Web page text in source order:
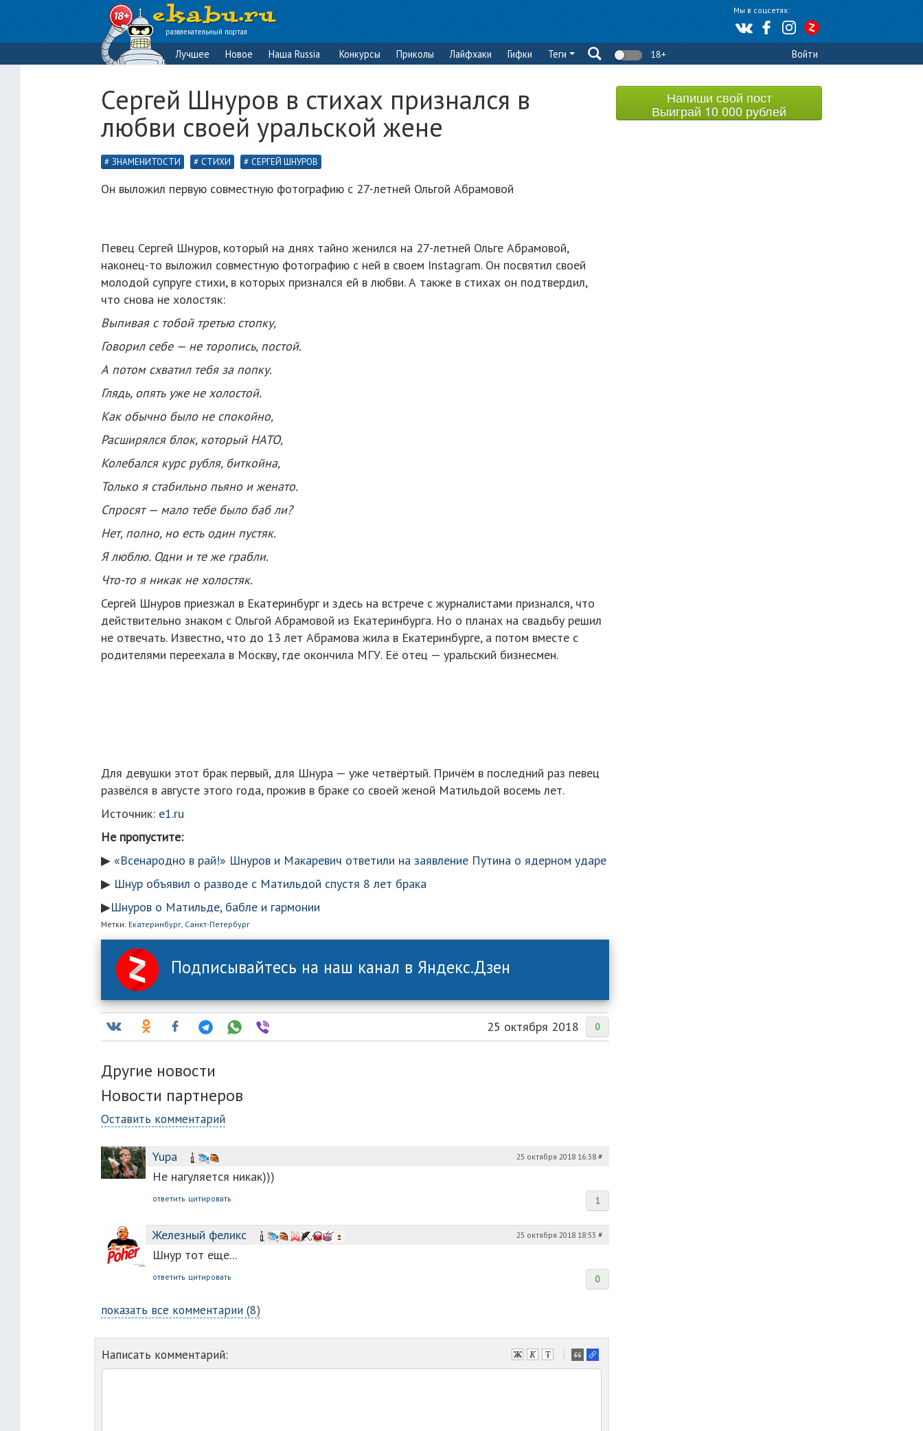
Мы в соцсетях:
развлекательный портал
Лучшее Новое Наша Russia Конкурсы Приколы Лайфхаки Гифки Теги 18+ Войти
Сергей Шнуров в стихах признался в
любви своей уральской жене
ЗНАМЕНИТОСТИ СТИХИ СЕРГЕЙ ШНУРОВ
Он выложил первую совместную фотографию с 27-летней Ольгой Абрамовой
Певец Сергей Шнуров, который на днях тайно женился на 27-летней Ольге Абрамовой,
наконец-то выложил совместную фотографию с ней в своем Instagram. Он посвятил своей
молодой супруге стихи, в которых признался ей в любви. А также в стихах он подтвердил,
что снова не холостяк:
Выпивая с тобой третью стопку,
Говорил себе — не торопись, постой.
А потом схватил тебя за попку.
Глядь, опять уже не холостой.
Как обычно было не спокойно,
Расширялся блок, который НАТО,
Колебался курс рубля, биткойна,
Только я стабильно пьяно и женато.
Спросят — мало тебе было баб ли?
Нет, полно, но есть один пустяк.
Я люблю. Одни и те же грабли.
Что-то я никак не холостяк.
Сергей Шнуров приезжал в Екатеринбург и здесь на встрече с журналистами признался, что
действительно знаком с Ольгой Абрамовой из Екатеринбурга. Но о планах на свадьбу решил
не отвечать. Известно, что до 13 лет Абрамова жила в Екатеринбурге, а потом вместе с
родителями переехала в Москву, где окончила МГУ. Её отец — уральский бизнесмен.
Для девушки этот брак первый, для Шнура — уже четвёртый. Причём в последний раз певец
развёлся в августе этого года, прожив в браке со своей женой Матильдой восемь лет.
Источник: e1.ru
Не пропустите:
▶ «Всенародно в рай!» Шнуров и Макаревич ответили на заявление Путина о ядерном ударе
▶ Шнур объявил о разводе с Матильдой спустя 8 лет брака
▶Шнуров о Матильде, бабле и гармонии
Метки: Екатеринбург, Санкт-Петербург
Подписывайтесь на наш канал в Яндекс.Дзен
0
25 октября 2018
Другие новости
Новости партнеров
Оставить комментарий
Yuра 25 октября 2018 16:38 #
Не нагуляется никак)))
1
ответить цитировать
Железный феликс 25 октября 2018 18:53 #
Шнур тот еще...
0
ответить цитировать
показать все комментарии (8)
Написать комментарий:
-
-
Напиши свой пост
Выиграй 10 000 рублей